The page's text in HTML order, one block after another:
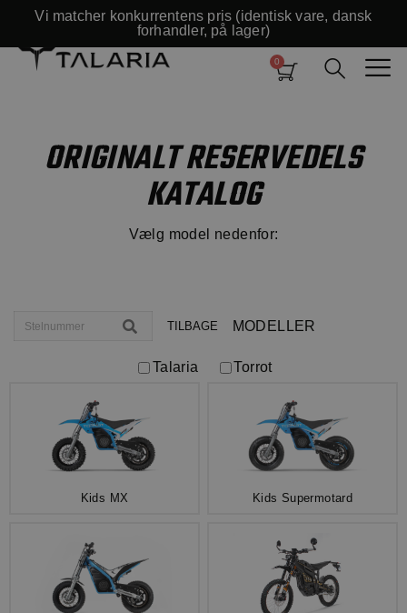
Vi matcher konkurrentens pris (identisk vare, dansk
forhandler, på lager)
ORIGINALT RESERVEDELS
KATALOG
Vælg model nedenfor:
TILBAGE MODELLER
Talaria Torrot
Kids MX Kids Supermotard